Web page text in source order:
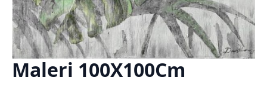
Maleri 100X100Cm